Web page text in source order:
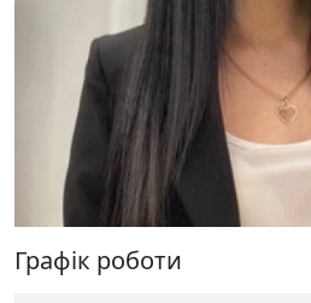
Графік роботи